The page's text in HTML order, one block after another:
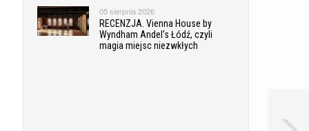
05 sierpnia 2026
RECENZJA. Vienna House by
Wyndham Andel’s Łódź, czyli
magia miejsc niezwkłych